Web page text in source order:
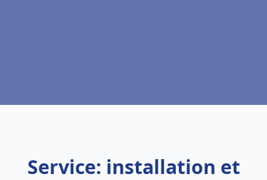
Service: installation et